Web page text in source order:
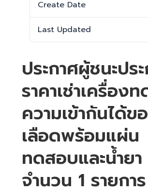
Create Date
Last Updated
ประกาศผู้ชนะปร
ราคาเช่าเครื่อง
ความเข้ากันได้ข
เลือดพร้อมแผ่น
ทดสอบและน้ำยา
จำนวน 1 รายกา